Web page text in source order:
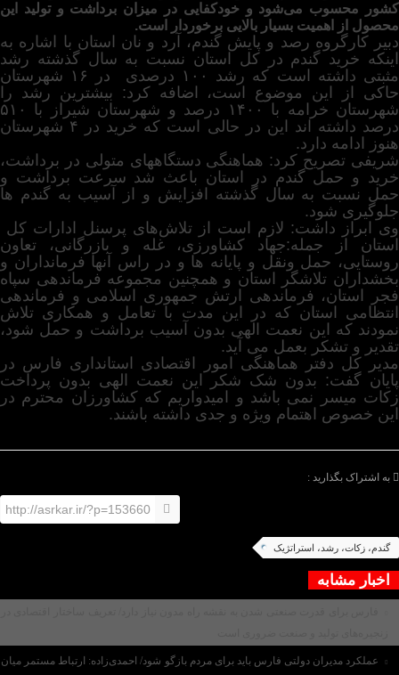
کشور محسوب می‌شود و خودکفایی در میزان برداشت و تولید این
محصول از اهمیت بسیار بالایی برخوردار است.
دبیر کارگروه رصد و پایش گندم، آرد و نان استان با اشاره به
اینکه خرید گندم در کل استان نسبت به سال گذشته رشد
مثبتی داشته است که رشد ۱۰۰ درصدی در ۱۶ شهرستان
حاکی از این موضوع است، اضافه کرد: بیشترین رشد را
شهرستان خرامه با ۱۴۰۰ درصد و شهرستان شیراز با ۵۱۰
درصد داشته اند این در حالی است که خرید در ۴ شهرستان
هنوز ادامه دارد.
شریفی تصریح کرد: هماهنگی دستگاههای متولی در برداشت،
خرید و حمل گندم در استان باعث شد سرعت برداشت و
حمل نسبت به سال گذشته افزایش و از آسیب به گندم ها
جلوگیری شود.
وی ابراز داشت: لازم است از تلاش‌های پرسنل ادارات کل
استان از جمله:جهاد کشاورزی، غله و بازرگانی، تعاون
روستایی، حمل ونقل و پایانه ها و در راس آنها فرمانداران و
بخشداران تلاشگر استان و همچنین مجموعه فرماندهی سپاه
فجر استان، فرماندهی ارتش جمهوری اسلامی و فرماندهی
انتظامی استان که در این مدت با تعامل و همکاری تلاش
نمودند که این نعمت الهی بدون آسیب برداشت و حمل شود،
تقدیر و تشکر بعمل می آید.
مدیر کل دفتر هماهنگی امور اقتصادی استانداری فارس در
پایان گفت: بدون شک شکر این نعمت الهی بدون پرداخت
زکات میسر نمی باشد و امیدواریم که کشاورزان محترم در
این خصوص اهتمام ویژه و جدی داشته باشند.
به اشتراک بگذارید :
http://asrkar.ir/?p=153660
گندم، زکات، رشد، استراتژیک
اخبار مشابه
عملکرد مدیران دولتی فارس باید برای مردم بازگو شود/ احمدی‌زاده: ارتباط مستمر میان